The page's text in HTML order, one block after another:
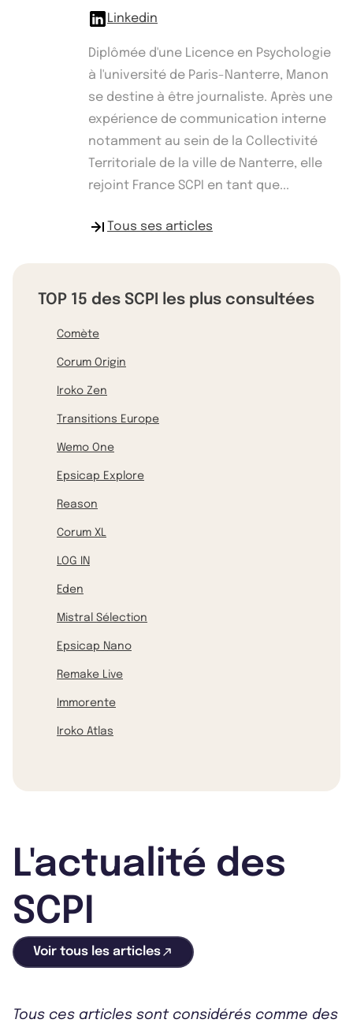
Linkedin
Diplômée d'une Licence en Psychologie
à l'université de Paris-Nanterre, Manon
se destine à être journaliste. Après une
expérience de communication interne
notamment au sein de la Collectivité
Territoriale de la ville de Nanterre, elle
rejoint France SCPI en tant que...
Tous ses articles
TOP 15 des SCPI les plus consultées
Comète
Corum Origin
Iroko Zen
Transitions Europe
Wemo One
Epsicap Explore
Reason
Corum XL
LOG IN
Eden
Mistral Sélection
Epsicap Nano
Remake Live
Immorente
Iroko Atlas
L'actualité des
SCPI
Voir tous les articles
Tous ces articles sont considérés comme des